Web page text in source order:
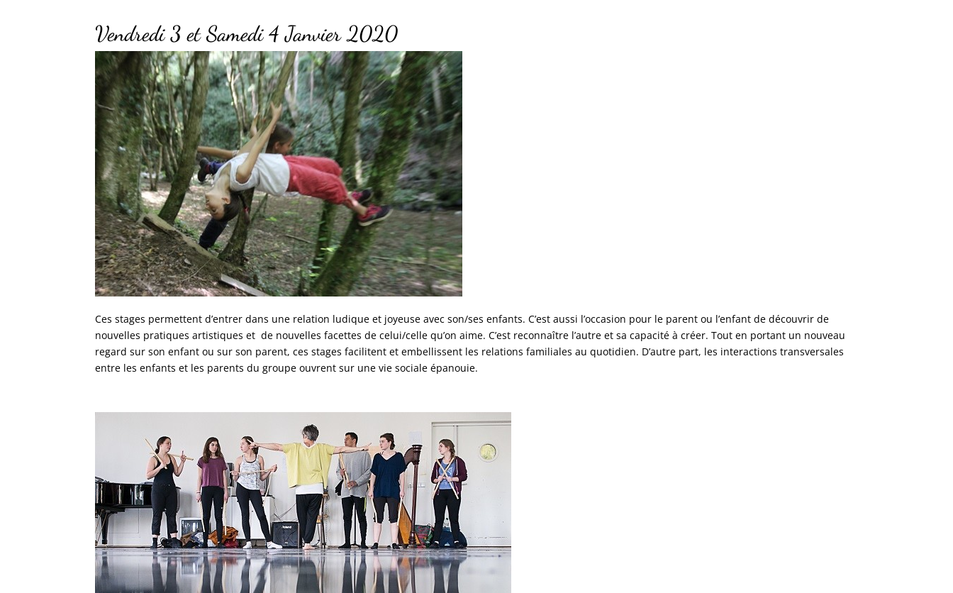
Vendredi 3 et Samedi 4 Janvier 2020
Ces stages permettent d’entrer dans une relation ludique et joyeuse avec son/ses enfants. C’est aussi l’occasion pour le parent ou l’enfant de découvrir de
nouvelles pratiques artistiques et de nouvelles facettes de celui/celle qu’on aime. C’est reconnaître l’autre et sa capacité à créer. Tout en portant un nouveau
regard sur son enfant ou sur son parent, ces stages facilitent et embellissent les relations familiales au quotidien. D’autre part, les interactions transversales
entre les enfants et les parents du groupe ouvrent sur une vie sociale épanouie.